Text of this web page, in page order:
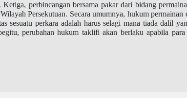
perbincangan bersama pakar dari bidang
Persekutuan. Secara umumnya, hukum
sesuatu perkara adalah harus selagi mana tiada dalil
perubahan hukum taklifi akan berlaku apabila